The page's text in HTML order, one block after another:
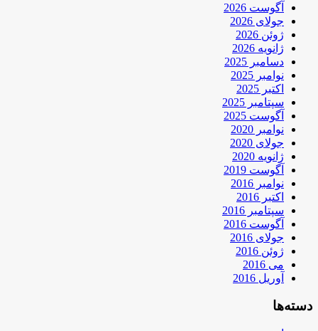
آگوست 2026
جولای 2026
ژوئن 2026
ژانویه 2026
دسامبر 2025
نوامبر 2025
اکتبر 2025
سپتامبر 2025
آگوست 2025
نوامبر 2020
جولای 2020
ژانویه 2020
آگوست 2019
نوامبر 2016
اکتبر 2016
سپتامبر 2016
آگوست 2016
جولای 2016
ژوئن 2016
می 2016
آوریل 2016
دسته‌ها